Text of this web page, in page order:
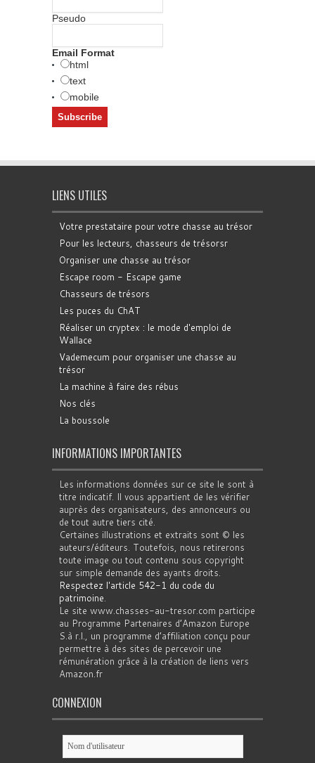
Pseudo
Email Format
html
text
mobile
LIENS UTILES
Votre prestataire pour votre chasse au trésor
Pour les lecteurs, chasseurs de trésorsr
Organiser une chasse au trésor
Escape room - Escape game
Chasseurs de trésors
Les puces du ChAT
Réaliser un cryptex : le mode d'emploi de
Wallace
Vademecum pour organiser une chasse au
trésor
La machine à faire des rébus
Nos clés
La boussole
INFORMATIONS IMPORTANTES
Les informations données sur ce site le sont à
titre indicatif. Il vous appartient de les vérifier
auprès des organisateurs, des annonceurs ou
de tout autre tiers cité.
Certaines illustrations et extraits sont © les
auteurs/éditeurs. Toutefois, nous retirerons
toute image ou tout contenu sous copyright
sur simple demande des ayants droits.
Respectez l'article 542-1 du code du
patrimoine.
Le site www.chasses-au-tresor.com participe
au Programme Partenaires d’Amazon Europe
S.à r.l., un programme d’affiliation conçu pour
permettre à des sites de percevoir une
rémunération grâce à la création de liens vers
Amazon.fr
CONNEXION